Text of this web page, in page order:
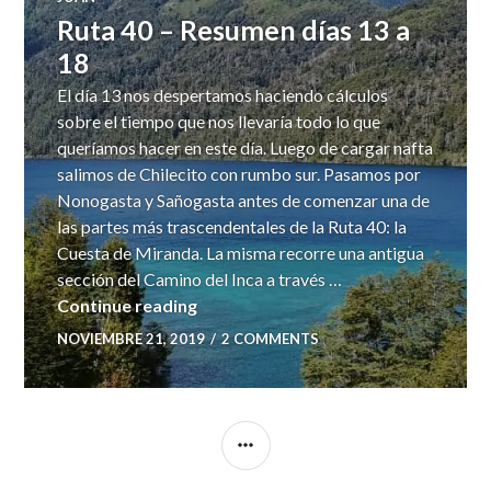
Ruta 40 – Resumen días 13 a
18
El día 13 nos despertamos haciendo cálculos
sobre el tiempo que nos llevaría todo lo que
queríamos hacer en este día. Luego de cargar nafta
salimos de Chilecito con rumbo sur. Pasamos por
Nonogasta y Sañogasta antes de comenzar una de
las partes más trascendentales de la Ruta 40: la
Cuesta de Miranda. La misma recorre una antigua
sección del Camino del Inca a través …
Continue readingRuta 40 – Resumen días 13 a 18
NOVIEMBRE 21, 2019 2 COMMENTS
SIDEBAR